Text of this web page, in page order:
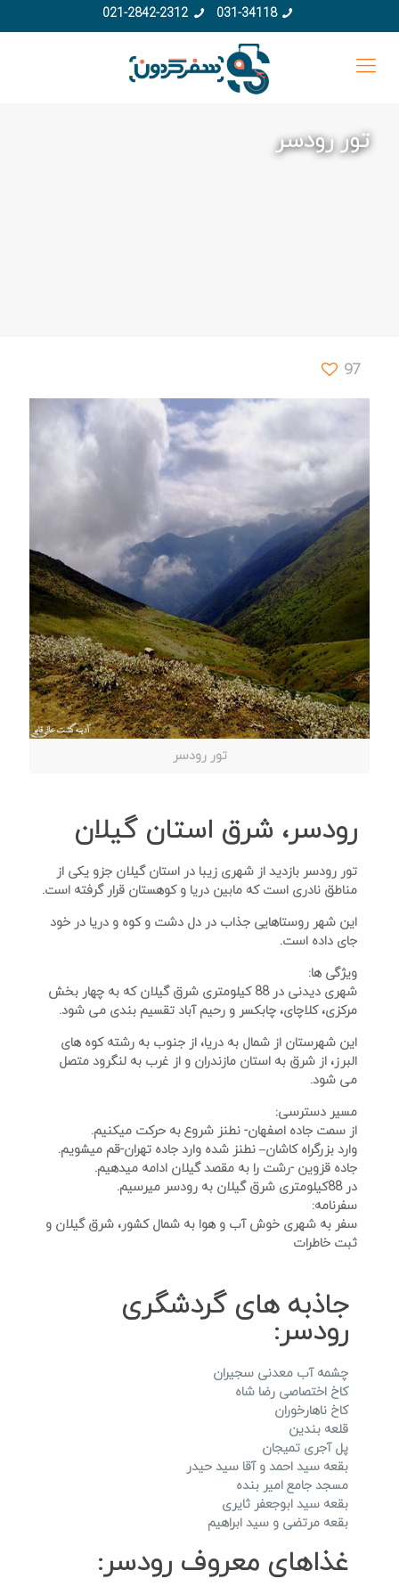
031-34118
021-2842-2312
تور رودسر
97
تور رودسر
رودسر، شرق استان گیلان
تور رودسر بازدید از شهری زیبا در استان گیلان جزو یکی از
مناطق نادری است که مابین دریا و کوهستان قرار گرفته است.
این شهر روستاهایی جذاب در دل دشت و کوه و دریا در خود
جای داده است.
ویژگی ها:
شهری دیدنی در 88 کیلومتری شرق گیلان که به چهار بخش
مرکزی، کلاچای، چابکسر و رحیم آباد تقسیم بندی می شود.
این شهرستان از شمال به دریا، از جنوب به رشته کوه های
البرز، از شرق به استان مازندران و از غرب به لنگرود متصل
می شود.
مسیر دسترسی:
از سمت جاده اصفهان- نطنز شروع به حرکت میکنیم.
وارد بزرگراه کاشان– نطنز شده وارد جاده تهران-قم میشویم.
جاده قزوین -رشت را به مقصد گیلان ادامه میدهیم.
در 88کیلومتری شرق گیلان به رودسر میرسیم.
سفرنامه:
سفر به شهری خوش آب و هوا به شمال کشور، شرق گیلان و
ثبت خاطرات
جاذبه های گردشگری
رودسر:
چشمه آب معدنی سجیران
کاخ اختصاصی رضا شاه
کاخ ناهارخوران
قلعه بندین
پل آجری تمیجان
بقعه سید احمد و آقا سید حیدر
مسجد جامع امیر بنده
بقعه سید ابوجعفر ثایری
بقعه مرتضی و سید ابراهیم
غذاهای معروف رودسر: